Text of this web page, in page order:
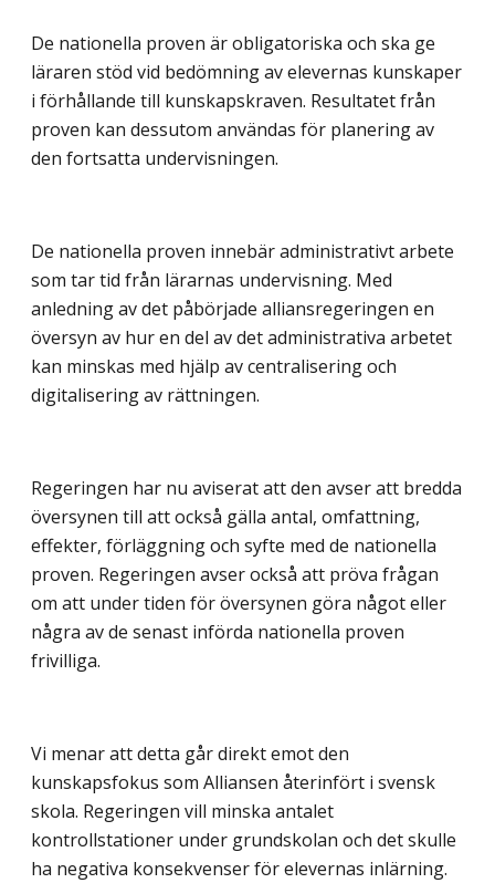
De nationella proven är obligatoriska och ska ge
läraren stöd vid bedömning av elevernas kunskaper
i förhållande till kunskapskraven. Resultatet från
proven kan dessutom användas för planering av
den fortsatta undervisningen.
De nationella proven innebär administrativt arbete
som tar tid från lärarnas undervisning. Med
anledning av det påbörjade alliansregeringen en
översyn av hur en del av det administrativa arbetet
kan minskas med hjälp av centralisering och
digitalisering av rättningen.
Regeringen har nu aviserat att den avser att bredda
översynen till att också gälla antal, omfattning,
effekter, förläggning och syfte med de nationella
proven. Regeringen avser också att pröva frågan
om att under tiden för översynen göra något eller
några av de senast införda nationella proven
frivilliga.
Vi menar att detta går direkt emot den
kunskapsfokus som Alliansen återinfört i svensk
skola. Regeringen vill minska antalet
kontrollstationer under grundskolan och det skulle
ha negativa konsekvenser för elevernas inlärning.